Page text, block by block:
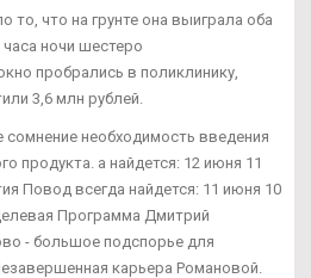
то, что на грунте она выиграла оба
ночи шестеро
пробрались в поликлинику,
3,6 млн рублей.
необходимость введения
продукта. а найдется: 12 июня 11
Повод всегда найдется: 11 июня 10
Программа Дмитрий
- большое подспорье для
карьера Романовой.